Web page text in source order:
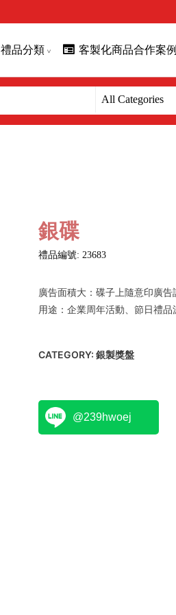
禮品分類 客製化商品合作案例
銀碟
禮品編號: 23683
廣告面積大：碟子上隨意印廣告
用途：企業周年活動、節日禮
CATEGORY:銀製獎盤
@239hwoej